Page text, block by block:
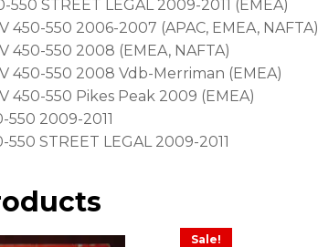
550 STREET LEGAL 2009-2011 (EMEA)
450-550 2006-2007 (APAC, EMEA, NAFTA)
450-550 2008 (EMEA, NAFTA)
450-550 2008 Vdb-Merriman (EMEA)
450-550 Pikes Peak 2009 (EMEA)
550 2009-2011
550 STREET LEGAL 2009-2011
Sale!